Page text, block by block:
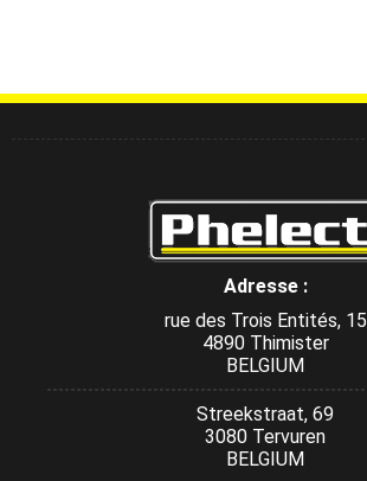
Adresse :
rue des Trois Entités, 15
4890 Thimister
BELGIUM
Streekstraat, 69
3080 Tervuren
BELGIUM